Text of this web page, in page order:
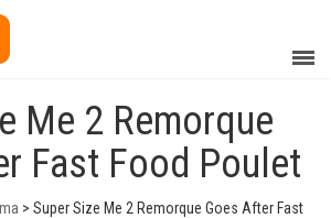
Me 2 Remorque
Fast Food Poulet
> Super Size Me 2 Remorque Goes After Fast